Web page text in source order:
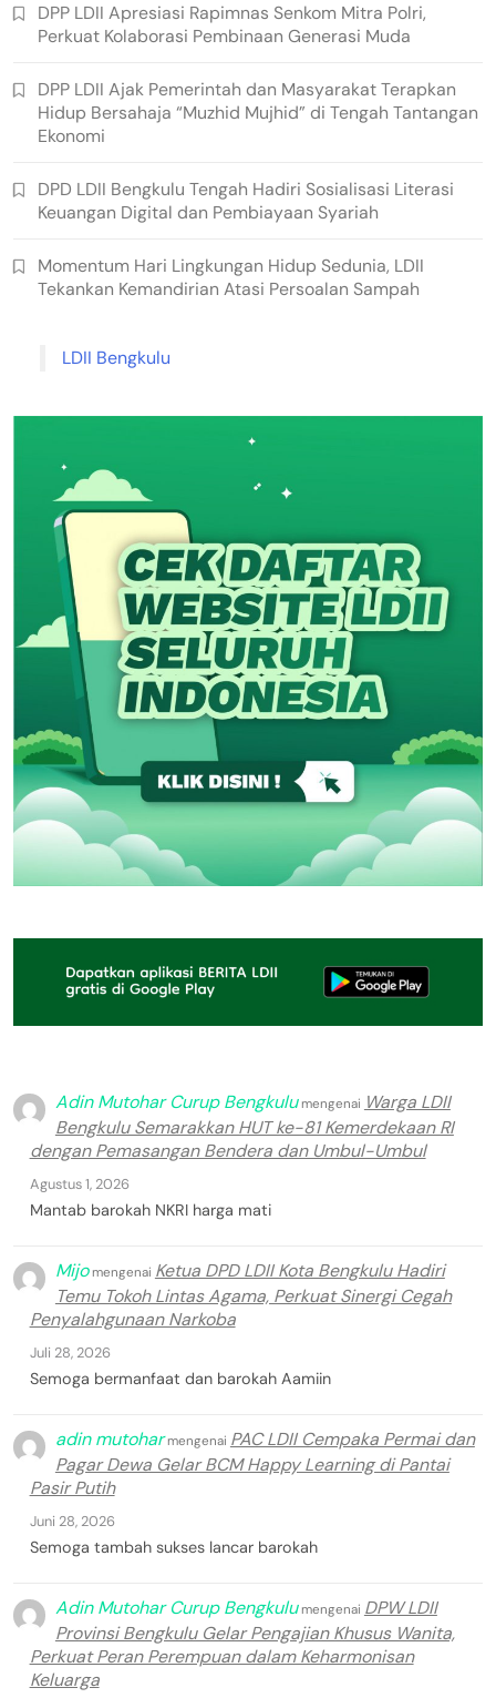
DPP LDII Apresiasi Rapimnas Senkom Mitra Polri,
Perkuat Kolaborasi Pembinaan Generasi Muda
DPP LDII Ajak Pemerintah dan Masyarakat Terapkan
Hidup Bersahaja “Muzhid Mujhid” di Tengah Tantangan
Ekonomi
DPD LDII Bengkulu Tengah Hadiri Sosialisasi Literasi
Keuangan Digital dan Pembiayaan Syariah
Momentum Hari Lingkungan Hidup Sedunia, LDII
Tekankan Kemandirian Atasi Persoalan Sampah
LDII Bengkulu
Adin Mutohar Curup Bengkulumengenai Warga LDII
Bengkulu Semarakkan HUT ke-81 Kemerdekaan RI
dengan Pemasangan Bendera dan Umbul-Umbul
Agustus 1, 2026
Mantab barokah NKRI harga mati
Mijomengenai Ketua DPD LDII Kota Bengkulu Hadiri
Temu Tokoh Lintas Agama, Perkuat Sinergi Cegah
Penyalahgunaan Narkoba
Juli 28, 2026
Semoga bermanfaat dan barokah Aamiin
adin mutoharmengenai PAC LDII Cempaka Permai dan
Pagar Dewa Gelar BCM Happy Learning di Pantai
Pasir Putih
Juni 28, 2026
Semoga tambah sukses lancar barokah
Adin Mutohar Curup Bengkulumengenai DPW LDII
Provinsi Bengkulu Gelar Pengajian Khusus Wanita,
Perkuat Peran Perempuan dalam Keharmonisan
Keluarga